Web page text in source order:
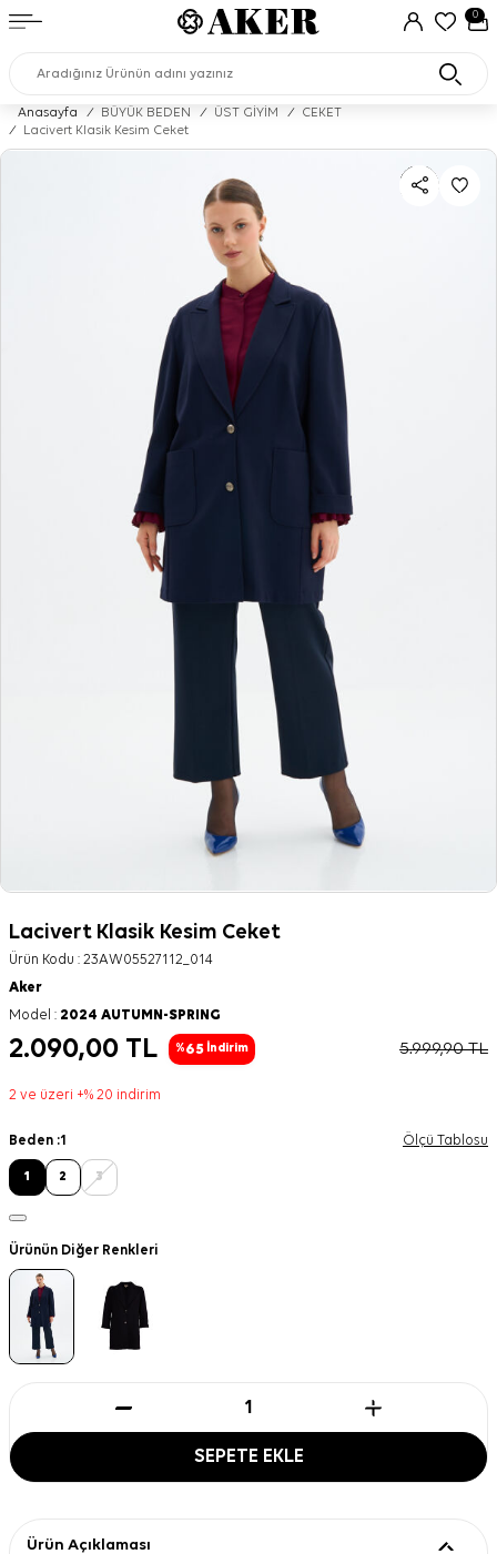
0
Anasayfa / BÜYÜK BEDEN / ÜST GİYİM /
CEKET
/
Lacivert Klasik Kesim Ceket
Lacivert Klasik Kesim Ceket
Ürün Kodu : 23AW05527112_014
Aker
Model : 2024 AUTUMN-SPRING
2.090,00 TL %65 İndirim 5.999,90TL
2 ve üzeri +% 20 indirim
Beden :1 Ölçü Tablosu
1 2 3
Ürünün Diğer Renkleri
SEPETE EKLE
Ürün Açıklaması